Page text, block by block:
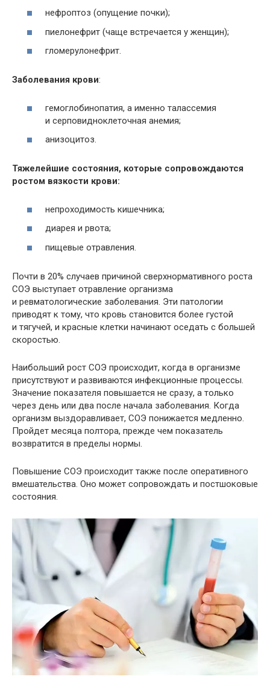
нефроптоз (опущение почки);
пиелонефрит (чаще встречается у женщин);
гломерулонефрит.
Заболевания крови:
гемоглобинопатия, а именно талассемия
и серповидноклеточная анемия;
анизоцитоз.
Тяжелейшие состояния, которые сопровождаются
ростом вязкости крови:
непроходимость кишечника;
диарея и рвота;
пищевые отравления.
Почти в 20% случаев причиной сверхнормативного роста
СОЭ выступает отравление организма
и ревматологические заболевания. Эти патологии
приводят к тому, что кровь становится более густой
и тягучей, и красные клетки начинают оседать с большей
скоростью.
Наибольший рост СОЭ происходит, когда в организме
присутствуют и развиваются инфекционные процессы.
Значение показателя повышается не сразу, а только
через день или два после начала заболевания. Когда
организм выздоравливает, СОЭ понижается медленно.
Пройдет месяца полтора, прежде чем показатель
возвратится в пределы нормы.
Повышение СОЭ происходит также после оперативного
вмешательства. Оно может сопровождать и постшоковые
состояния.